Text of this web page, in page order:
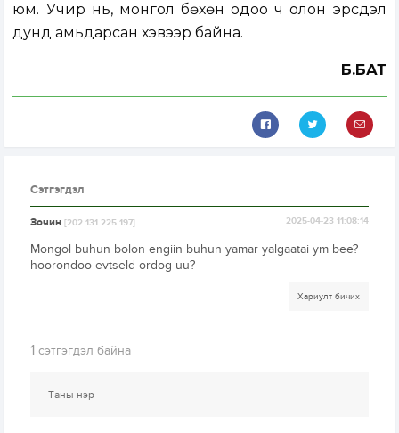
юм. Учир нь, монгол бөхөн одоо ч олон эрсдэл
дунд амьдарсан хэвээр байна.
Б.БАТ
Сэтгэгдэл
Зочин[202.131.225.197] 2025-04-23 11:08:14
Mongol buhun bolon engiin buhun yamar yalgaatai ym bee?
hoorondoo evtseld ordog uu?
Хариулт бичих
1 сэтгэгдэл байна